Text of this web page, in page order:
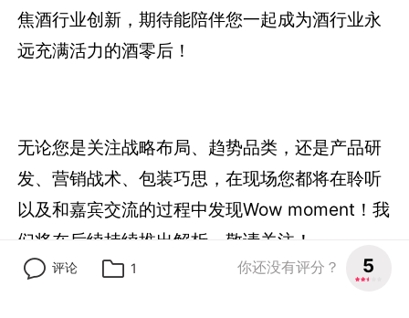
焦酒行业创新，期待能陪伴您一起成为酒行业永
远充满活力的酒零后！
无论您是关注战略布局、趋势品类，还是产品研
发、营销战术、包装巧思，在现场您都将在聆听
以及和嘉宾交流的过程中发现Wow moment！我
们将在后续持续推出解析，敬请关注！
评论 1 你还没有评分？ 5